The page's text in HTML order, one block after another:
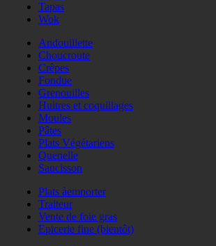
Tapas
Wok
Andouillette
Choucroute
Crêpes
Fondue
Grenouilles
Huitres et coquillages
Moules
Pâtes
Plats Végétariens
Quenelle
Saucisson
Plats àemporter
Traiteur
Vente de foie gras
Epicerie fine (bientôt)